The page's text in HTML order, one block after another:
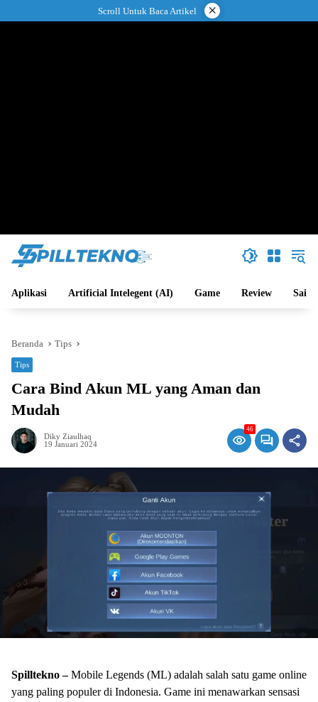
ke
Scroll Untuk Baca Artikel ×
Aplikasi Artificial Intelegent (AI) Game Review Sains
Beranda Tips
Tips
Cara Bind Akun ML yang Aman dan
Mudah
Diky Ziaulhaq
19 Januari 2024
46
Spilltekno –Mobile Legends (ML) adalah salah satu game online
yang paling populer di Indonesia. Game ini menawarkan sensasi